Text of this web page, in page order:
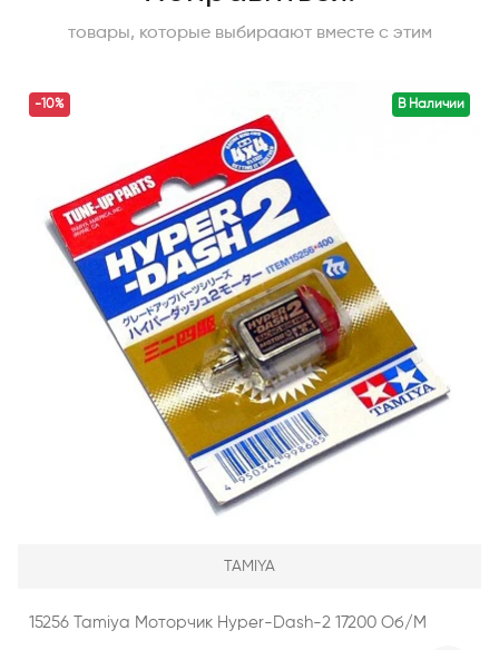
товары, которые выбираают вместе с этим
В Наличии
-10%
TAMIYA
15256 Tamiya Моторчик Hyper-Dash-2 17200 Об/м